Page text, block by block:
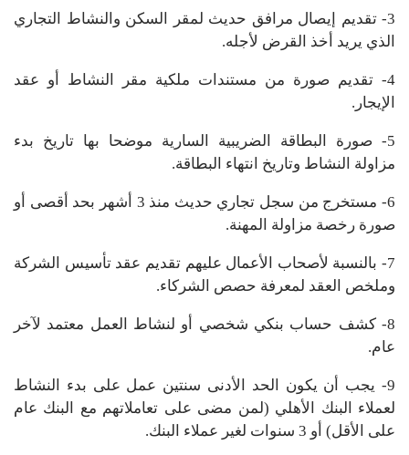
3- تقديم إيصال مرافق حديث لمقر السكن والنشاط التجاري
الذي يريد أخذ القرض لأجله.
4- تقديم صورة من مستندات ملكية مقر النشاط أو عقد
الإيجار.
5- صورة البطاقة الضريبية السارية موضحا بها تاريخ بدء
مزاولة النشاط وتاريخ انتهاء البطاقة.
6- مستخرج من سجل تجاري حديث منذ 3 أشهر بحد أقصى أو
صورة رخصة مزاولة المهنة.
7- بالنسبة لأصحاب الأعمال عليهم تقديم عقد تأسيس الشركة
وملخص العقد لمعرفة حصص الشركاء.
8- كشف حساب بنكي شخصي أو لنشاط العمل معتمد لآخر
عام.
9- يجب أن يكون الحد الأدنى سنتين عمل على بدء النشاط
لعملاء البنك الأهلي (لمن مضى على تعاملاتهم مع البنك عام
على الأقل) أو 3 سنوات لغير عملاء البنك.